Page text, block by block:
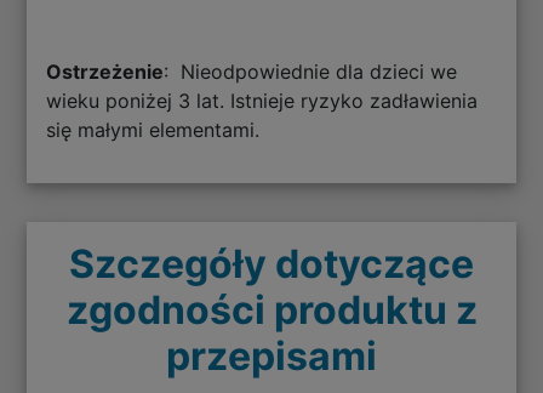
Ostrzeżenie: Nieodpowiednie dla dzieci we
wieku poniżej 3 lat. Istnieje ryzyko zadławienia
się małymi elementami.
Szczegóły dotyczące
zgodności produktu z
przepisami